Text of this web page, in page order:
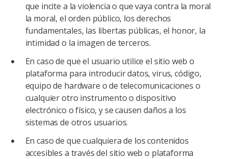
que incite a la violencia o que vaya contra la moral
la moral, el orden público, los derechos
fundamentales, las libertas públicas, el honor, la
intimidad o la imagen de terceros.
En caso de que el usuario utilice el sitio web o
plataforma para introducir datos, virus, código,
equipo de hardware o de telecomunicaciones o
cualquier otro instrumento o dispositivo
electrónico o físico, y se causen daños a los
sistemas de otros usuarios.
En caso de que cualquiera de los contenidos
accesibles a través del sitio web o plataforma